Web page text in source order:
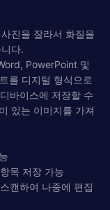
진을 잘라서 화질을
다.
PowerPoint 및
를 디지털 형식으로
바이스에 저장할 수
있는 이미지를 가져
목 저장 가능
캔하여 나중에 편집